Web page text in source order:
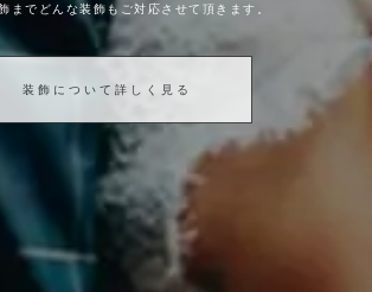
までどんな装飾もご対応させて頂きます。
装飾について詳しく見る